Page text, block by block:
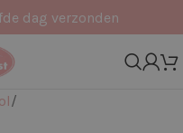
dag verzonden